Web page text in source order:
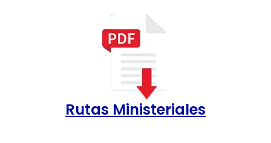
Rutas Ministeriales